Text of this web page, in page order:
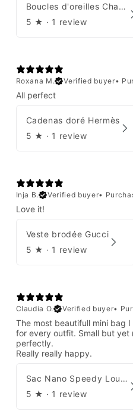
Boucles d'oreilles Chanel 2001
5 ★ · 1 review
Roxana M.
Verified buyer•
All perfect
Cadenas doré Hermès
5 ★ · 1 review
Inja B.
Verified buyer•
Love it!
Veste brodée Gucci
5 ★ · 1 review
Claudia O.
Verified buyer•
The most beautifull mini bag
for every outfit. Small but yet
perfectly.
Really really happy.
Sac Nano Speedy Louis Vuitton X Yayoi Kusama
5 ★ · 1 review